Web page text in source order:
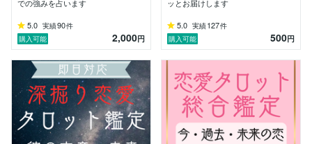
での強みを占います
5.0 実績90件
購入可能
2,000円
ッとお届けします
5.0 実績127件
購入可能
500円